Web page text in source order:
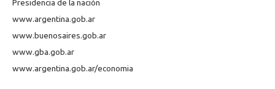
Presidencia de la nación
www.argentina.gob.ar
www.buenosaires.gob.ar
www.gba.gob.ar
www.argentina.gob.ar/economia